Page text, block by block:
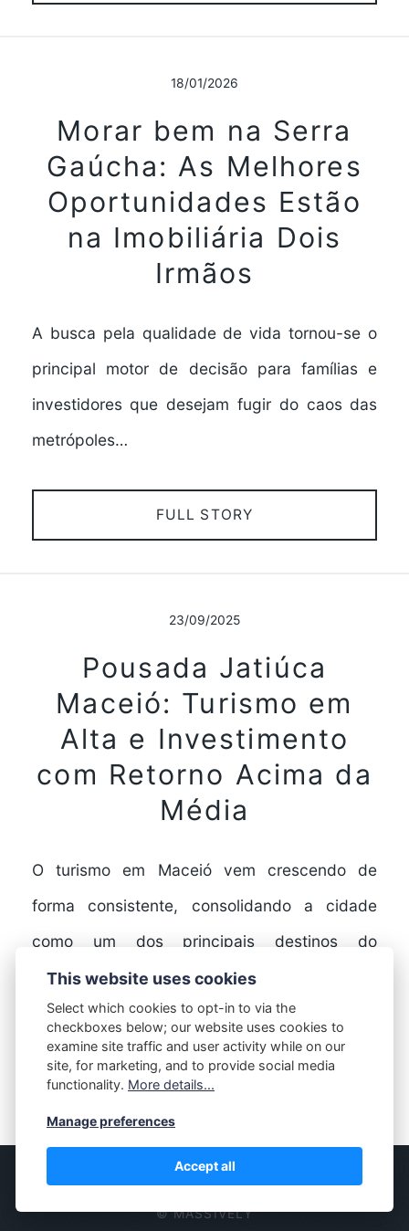
18/01/2026
Morar bem na Serra
Gaúcha: As Melhores
Oportunidades Estão
na Imobiliária Dois
Irmãos
A busca pela qualidade de vida tornou-se o
principal motor de decisão para famílias e
investidores que desejam fugir do caos das
metrópoles…
FULL STORY
23/09/2025
Pousada Jatiúca
Maceió: Turismo em
Alta e Investimento
com Retorno Acima da
Média
O turismo em Maceió vem crescendo de
forma consistente, consolidando a cidade
como um dos principais destinos do
Nordeste. Com praias paradisíacas,
infraestrutura…
FULL STORY
© MASSIVELY
This website uses cookies
Select which cookies to opt-in to via the
checkboxes below; our website uses cookies to
examine site traffic and user activity while on our
site, for marketing, and to provide social media
functionality. More details...
Manage preferences
Accept all